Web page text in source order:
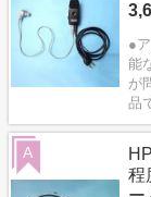
●
能
が
品
程
A